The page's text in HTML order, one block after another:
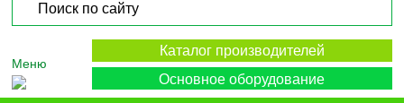
Меню
Каталог производителей
Основное оборудование